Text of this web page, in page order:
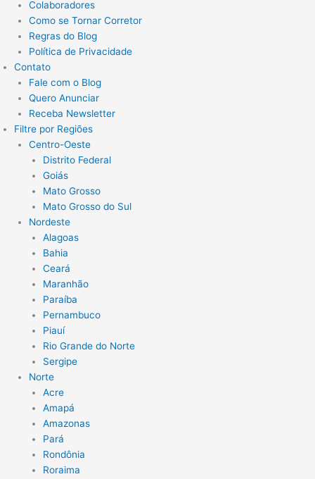
Colaboradores
Como se Tornar Corretor
Regras do Blog
Política de Privacidade
Contato
Fale com o Blog
Quero Anunciar
Receba Newsletter
Filtre por Regiões
Centro-Oeste
Distrito Federal
Goiás
Mato Grosso
Mato Grosso do Sul
Nordeste
Alagoas
Bahia
Ceará
Maranhão
Paraíba
Pernambuco
Piauí
Rio Grande do Norte
Sergipe
Norte
Acre
Amapá
Amazonas
Pará
Rondônia
Roraima